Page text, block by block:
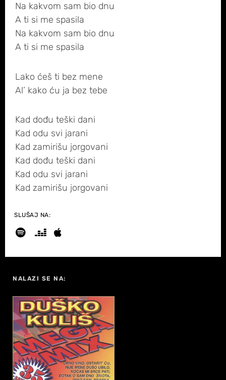
Na kakvom sam bio dnu
A ti si me spasila
Na kakvom sam bio dnu
A ti si me spasila
Lako ćeš ti bez mene
Al’ kako ću ja bez tebe
Kad dođu teški dani
Kad odu svi jarani
Kad zamirišu jorgovani
Kad dođu teški dani
Kad odu svi jarani
Kad zamirišu jorgovani
SLUŠAJ NA:
NALAZI SE NA: